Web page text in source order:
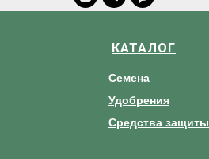
КАТАЛОГ
Семена
Удобрения
Средства защиты